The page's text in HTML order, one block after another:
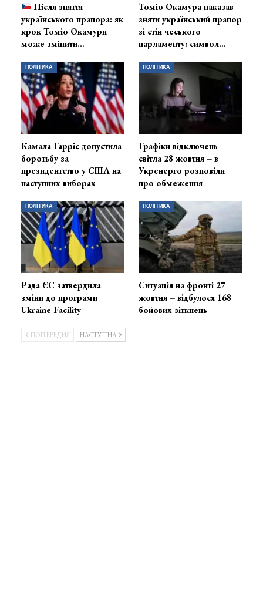
Після зняття
українського прапора: як
крок Томіо Окамури
може змінити…
Томіо Окамура наказав
зняти український прапор
зі стін чеського
парламенту: символ…
ПОЛІТИКА
Камала Гарріс допустила
боротьбу за
президентство у США на
наступних виборах
ПОЛІТИКА
Графіки відключень
світла 28 жовтня – в
Укренерго розповіли
про обмеження
ПОЛІТИКА
Рада ЄС затвердила
зміни до програми
Ukraine Facility
ПОЛІТИКА
Ситуація на фронті 27
жовтня – відбулося 168
бойових зіткнень
ПОПЕРЕДНЯ НАСТУПНА